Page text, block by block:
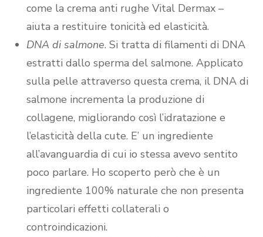
come la crema anti rughe Vital Dermax –
aiuta a restituire tonicità ed elasticità.
DNA di salmone. Si tratta di filamenti di DNA
estratti dallo sperma del salmone. Applicato
sulla pelle attraverso questa crema, il DNA di
salmone incrementa la produzione di
collagene, migliorando così l’idratazione e
l’elasticità della cute. E’ un ingrediente
all’avanguardia di cui io stessa avevo sentito
poco parlare. Ho scoperto però che è un
ingrediente 100% naturale che non presenta
particolari effetti collaterali o
controindicazioni.